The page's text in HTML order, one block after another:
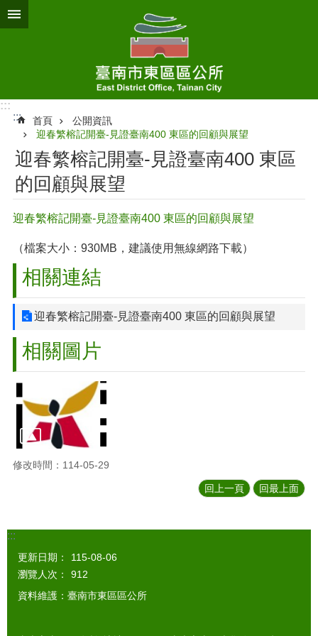
跳到主要內容區塊
:::
:::
首頁
公開資訊
迎春繁榕記開臺-見證臺南400 東區的回顧與展望
迎春繁榕記開臺-見證臺南400 東區
的回顧與展望
迎春繁榕記開臺-見證臺南400 東區的回顧與展望
（檔案大小：930MB，建議使用無線網路下載）
相關連結
迎春繁榕記開臺-見證臺南400 東區的回顧與展望
相關圖片
修改時間：114-05-29
回上一頁 回最上面
:::
更新日期：
115-08-06
瀏覽人次：
912
資料維護：臺南市東區區公所